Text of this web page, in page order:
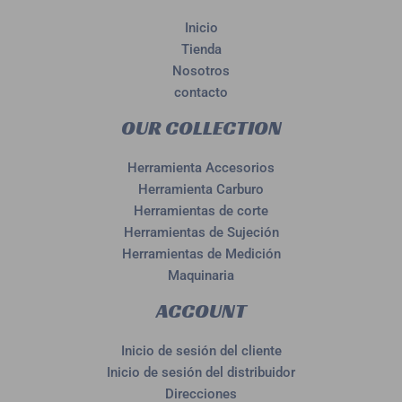
Inicio
Tienda
Nosotros
contacto
OUR COLLECTION
Herramienta Accesorios
Herramienta Carburo
Herramientas de corte
Herramientas de Sujeción
Herramientas de Medición
Maquinaria
ACCOUNT
Inicio de sesión del cliente
Inicio de sesión del distribuidor
Direcciones